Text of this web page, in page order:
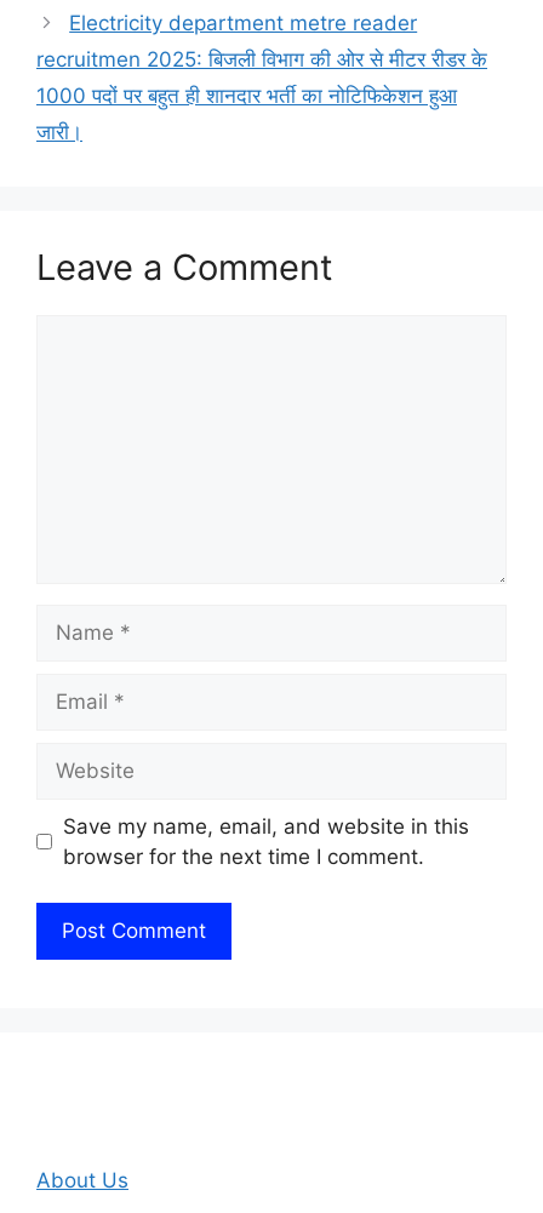
Electricity department metre reader
recruitmen 2025: बिजली विभाग की ओर से मीटर रीडर के
1000 पदों पर बहुत ही शानदार भर्ती का नोटिफिकेशन हुआ
जारी।
Leave a Comment
Save my name, email, and website in this
browser for the next time I comment.
About Us